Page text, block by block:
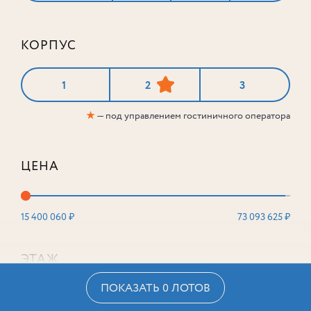
КОРПУС
1 2 3
★— под управлением гостиничного оператора
ЦЕНА
15 400 060 ₽ 73 093 625 ₽
ЭТАЖ
ПОКАЗАТЬ 0 ЛОТОВ